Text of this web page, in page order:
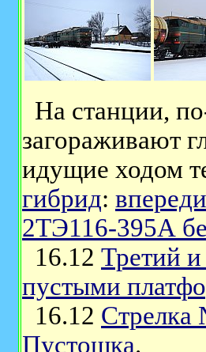
На станции,
загораживают
идущие ходом
гибрид:
2ТЭ116-395А
16.12 Третий и
пустыми
16.12 Стрелка
Пустошка.